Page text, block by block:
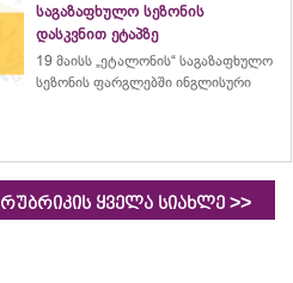
საგაზაფხულო სეზონის
დასკვნით ეტაპზე
19 მაისს „ეტალონის“ საგაზაფხულო
სეზონის ფარგლებში ინგლისური
რუბრიკის ყველა სიახლე >>